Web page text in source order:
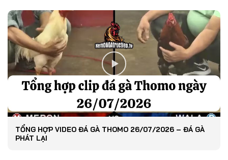
TỔNG HỢP VIDEO ĐÁ GÀ THOMO 26/07/2026 – ĐÁ GÀ
PHÁT LẠI